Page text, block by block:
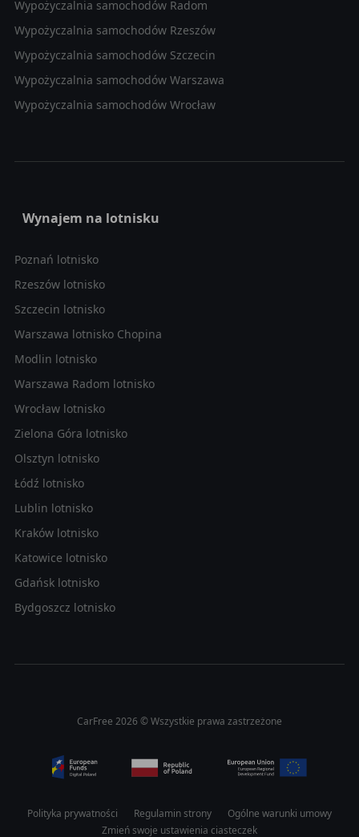
Wypożyczalnia samochodów Radom
Wypożyczalnia samochodów Rzeszów
Wypożyczalnia samochodów Szczecin
Wypożyczalnia samochodów Warszawa
Wypożyczalnia samochodów Wrocław
Wynajem na lotnisku
Poznań lotnisko
Rzeszów lotnisko
Szczecin lotnisko
Warszawa lotnisko Chopina
Modlin lotnisko
Warszawa Radom lotnisko
Wrocław lotnisko
Zielona Góra lotnisko
Olsztyn lotnisko
Łódź lotnisko
Lublin lotnisko
Kraków lotnisko
Katowice lotnisko
Gdańsk lotnisko
Bydgoszcz lotnisko
CarFree 2026 © Wszystkie prawa zastrzeżone
Polityka prywatności Regulamin strony
Ogólne warunki umowy
Zmień swoje ustawienia ciasteczek